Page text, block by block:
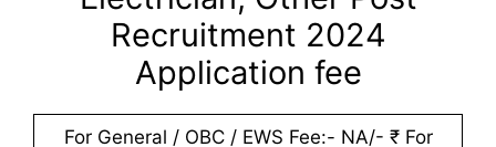
Recruitment 2024
Application fee
For General / OBC / EWS Fee:- NA/- ₹ For